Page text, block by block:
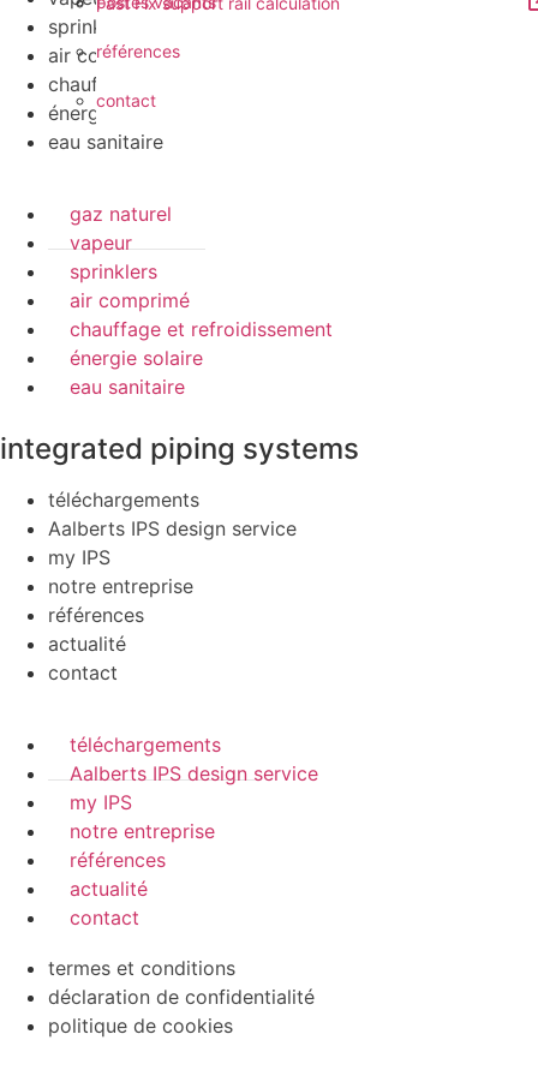
références
contact
sprinklers
air comprimé
chauffage et refroidissement
énergie solaire
eau sanitaire
gaz naturel
vapeur
sprinklers
air comprimé
chauffage et refroidissement
énergie solaire
eau sanitaire
integrated piping systems
téléchargements
Aalberts IPS design service
my IPS
notre entreprise
références
actualité
contact
téléchargements
Aalberts IPS design service
my IPS
notre entreprise
références
actualité
contact
termes et conditions
déclaration de confidentialité
politique de cookies